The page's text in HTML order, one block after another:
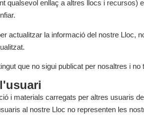
qualsevol enllaç a altres llocs i
actualitzar la informació del nostre
que no sigui publicat per nosaltres i
i materials carregats per altres usuaris
al nostre Lloc no representen les